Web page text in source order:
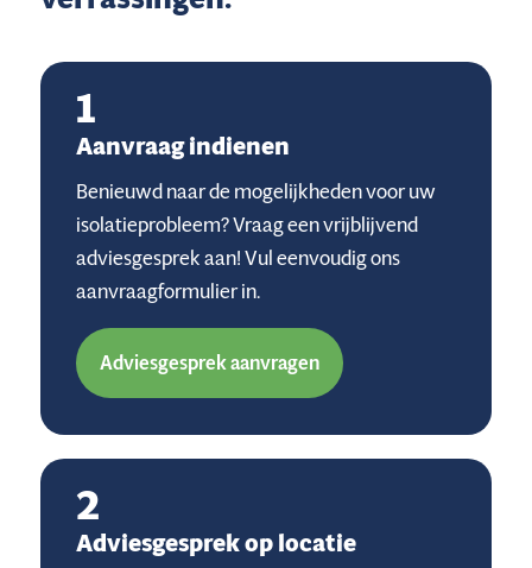
1
Aanvraag indienen
Benieuwd naar de mogelijkheden voor uw
isolatieprobleem? Vraag een vrijblijvend
adviesgesprek aan! Vul eenvoudig ons
aanvraagformulier in.
Adviesgesprek aanvragen
2
Adviesgesprek op locatie